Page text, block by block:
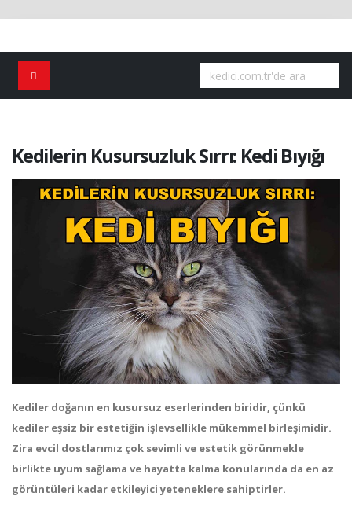
Kedilerin Kusursuzluk Sırrı: Kedi Bıyığı
Kediler doğanın en kusursuz eserlerinden biridir, çünkü
kediler eşsiz bir estetiğin işlevsellikle mükemmel birleşimidir.
Zira evcil dostlarımız çok sevimli ve estetik görünmekle
birlikte uyum sağlama ve hayatta kalma konularında da en az
görüntüleri kadar etkileyici yeteneklere sahiptirler.